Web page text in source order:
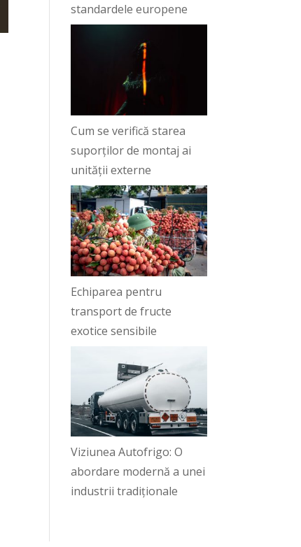
standardele europene
Cum se verifică starea
suporților de montaj ai
unității externe
Echiparea pentru
transport de fructe
exotice sensibile
Viziunea Autofrigo: O
abordare modernă a unei
industrii tradiționale